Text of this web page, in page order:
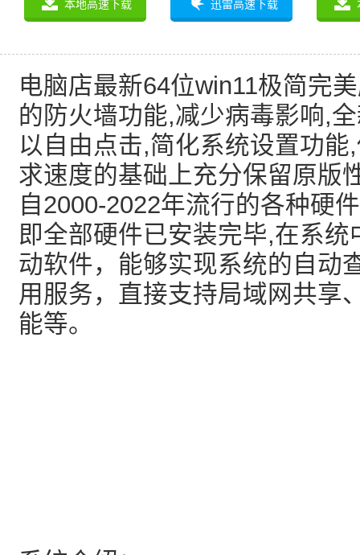
本地高速下载 迅雷高速下载
电脑店最新64位win11极简完
的防火墙功能,减少病毒影响,
以自由点击,简化系统设置功
求速度的基础上充分保留原版
自2000-2022年流行的各种硬
即全部硬件已安装完毕,在系
动软件，能够实现系统的自动
用服务，直接支持局域网共享
能等。